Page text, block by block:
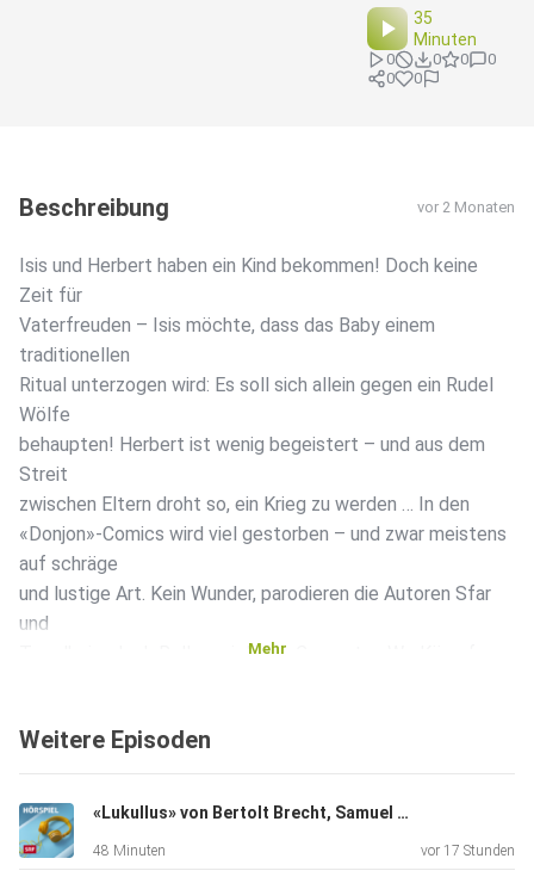
35
Minuten
0 0 0
0
0
0
Beschreibung vor 2 Monaten
Isis und Herbert haben ein Kind bekommen! Doch keine
Zeit für
Vaterfreuden – Isis möchte, dass das Baby einem
traditionellen
Ritual unterzogen wird: Es soll sich allein gegen ein Rudel
Wölfe
behaupten! Herbert ist wenig begeistert – und aus dem
Streit
zwischen Eltern droht so, ein Krieg zu werden … In den
«Donjon»-Comics wird viel gestorben – und zwar meistens
auf schräge
und lustige Art. Kein Wunder, parodieren die Autoren Sfar
und
Trondheim doch Rollenspiele am Computer: Wo Kämpfen
und ins
beiden das
Thema Gewalt auf eine ernstere, emotionale Art an …
____________________ Mit: Hans-Georg Panczak
Mehr
Weitere Episoden
«Lukullus» von Bertolt Brecht, Samuel Schwarz, Raphael Urweider
48 Minuten vor 17 Stunden